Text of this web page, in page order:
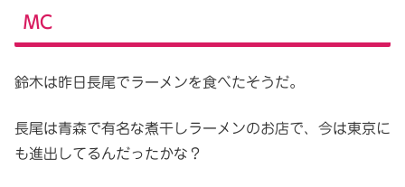
MC
鈴木は昨日長尾でラーメンを食べたそうだ。
長尾は青森で有名な煮干しラーメンのお店で、今は東京に
も進出してるんだったかな？